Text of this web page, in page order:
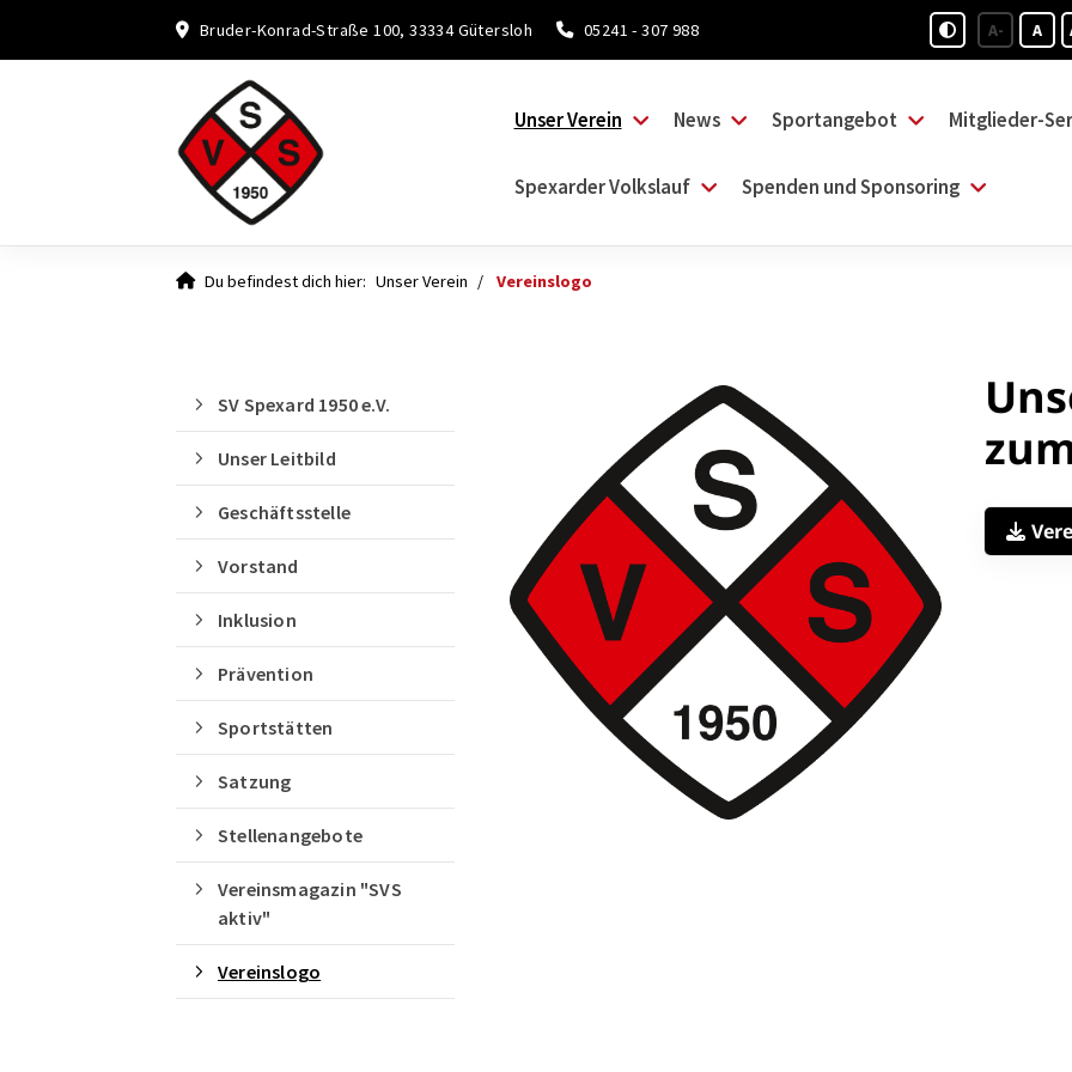
Bruder-Konrad-Straße 100, 33334 Gütersloh 05241 - 307 988 A- A
Unser Verein News Sportangebot Mitglieder-
Spexarder Volkslauf Spenden und Sponsoring
Du befindest dich hier: Unser Verein Vereinslogo
SV Spexard 1950 e.V.
Unser Leitbild
Geschäftsstelle
Vorstand
Inklusion
Prävention
Sportstätten
Satzung
Stellenangebote
Vereinsmagazin "SVS
aktiv"
Vereinslogo
Quicklinks
Sportangebote finden
Unser Sportangebot
Sportsuche
Ausfälle und Vertretungen
Deutsches Sportabzeichen
Mitglieder-Service
Alles zur Mitgliedschaft
Downloads
Termine
Fragen & Antworten